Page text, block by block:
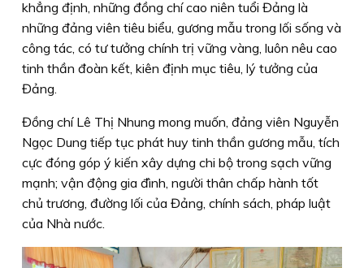
khẳng định, những đồng chí cao niên tuổi Đảng là
những đảng viên tiêu biểu, gương mẫu trong lối sống và
công tác, có tư tưởng chính trị vững vàng, luôn nêu cao
tinh thần đoàn kết, kiên định mục tiêu, lý tưởng của
Đảng.
Đồng chí Lê Thị Nhung mong muốn, đảng viên Nguyễn
Ngọc Dung tiếp tục phát huy tinh thần gương mẫu, tích
cực đóng góp ý kiến xây dựng chi bộ trong sạch vững
mạnh; vận động gia đình, người thân chấp hành tốt
chủ trương, đường lối của Đảng, chính sách, pháp luật
của Nhà nước.